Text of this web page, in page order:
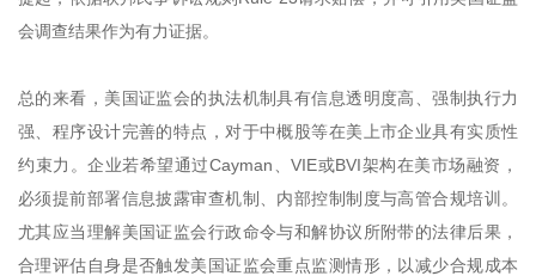
会调查结果作为有力证据。
总的来看，美国证监会的执法机制具有信息透明度高、强制执行力
强、程序设计完善的特点，对于中概股等在美上市企业具有实质性
约束力。企业若希望通过Cayman、VIE或BVI架构在美市场融资，
必须提前部署信息披露审查机制、内部控制制度与高管合规培训。
尤其应当理解美国证监会行政命令与和解协议所附带的法律后果，
合理评估自身是否触发美国证监会重点监测情形，以减少合规成本